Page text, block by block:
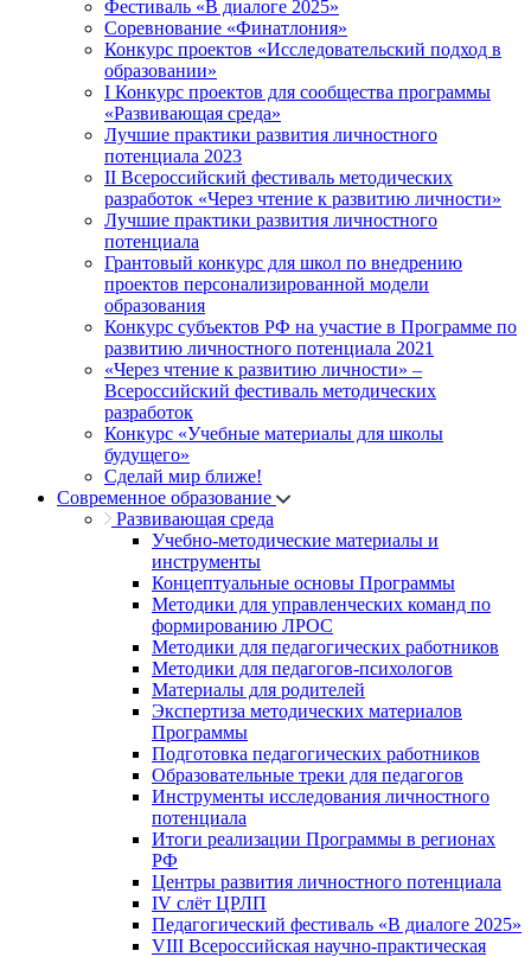
Фестиваль «В диалоге 2025»
Соревнование «Финатлония»
Конкурс проектов «Исследовательский подход в
образовании»
I Конкурс проектов для сообщества программы
«Развивающая среда»
Лучшие практики развития личностного
потенциала 2023
II Всероссийский фестиваль методических
разработок «Через чтение к развитию личности»
Лучшие практики развития личностного
потенциала
Грантовый конкурс для школ по внедрению
проектов персонализированной модели
образования
Конкурс субъектов РФ на участие в Программе по
развитию личностного потенциала 2021
«Через чтение к развитию личности» –
Всероссийский фестиваль методических
разработок
Конкурс «Учебные материалы для школы
будущего»
Сделай мир ближе!
Современное образование
Развивающая среда
Учебно-методические материалы и
инструменты
Концептуальные основы Программы
Методики для управленческих команд по
формированию ЛРОС
Методики для педагогических работников
Методики для педагогов-психологов
Материалы для родителей
Экспертиза методических материалов
Программы
Подготовка педагогических работников
Образовательные треки для педагогов
Инструменты исследования личностного
потенциала
Итоги реализации Программы в регионах
РФ
Центры развития личностного потенциала
IV слёт ЦРЛП
Педагогический фестиваль «В диалоге 2025»
VIII Всероссийская научно-практическая